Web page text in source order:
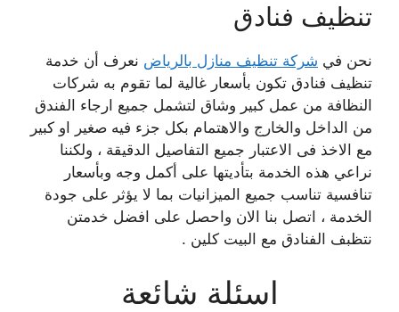
تنظيف فنادق
نحن في شركة تنظيف منازل بالرياض نعرف أن خدمة
تنظيف فنادق تكون بأسعار غالية لما تقوم به شركات
النظافة من عمل كبير وشاق لتشمل جميع ارجاء الفندق
من الداخل والخارج والاهتمام بكل جزء فيه صغير او كبير
مع الاخذ فى الاعتبار جميع التفاصيل الدقيقة ، ولكننا
نراعي هذه الخدمة بتأديتها على أكمل وجه وبأسعار
تنافسية تناسب جميع الميزانيات بما لا يؤثر على جودة
الخدمة ، اتصل بنا الان واحصل على افضل خدمتن
نتظبف الفنادق مع البيت كلين .
اسئلة شائعة